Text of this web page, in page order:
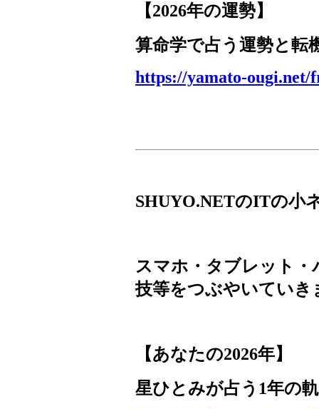
【2026年の運勢】
算命学で占う運勢と転
https://yamato-ougi.net/
SHUYO.NETのITの小
スマホ・タブレット・
技等をつぶやいていき
【あなたの2026年】
星ひとみが占う 1年の